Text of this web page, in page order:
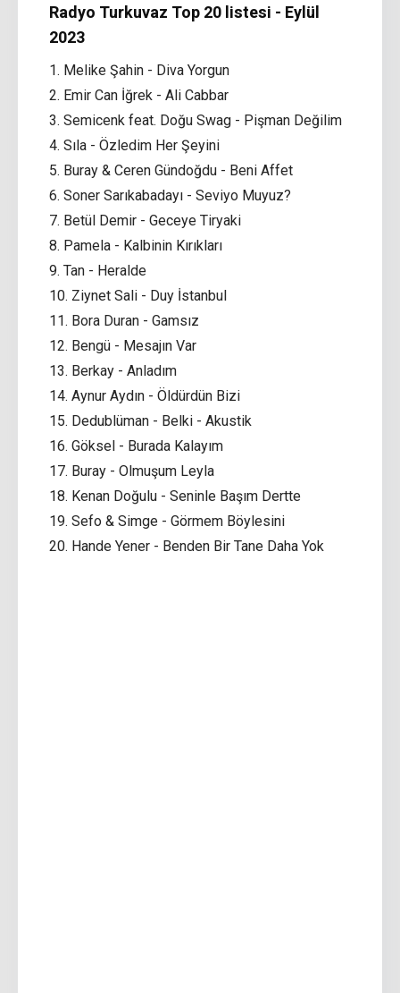
Radyo Turkuvaz Top 20 listesi - Eylül
2023
1. Melike Şahin - Diva Yorgun
2. Emir Can İğrek - Ali Cabbar
3. Semicenk feat. Doğu Swag - Pişman Değilim
4. Sıla - Özledim Her Şeyini
5. Buray & Ceren Gündoğdu - Beni Affet
6. Soner Sarıkabadayı - Seviyo Muyuz?
7. Betül Demir - Geceye Tiryaki
8. Pamela - Kalbinin Kırıkları
9. Tan - Heralde
10. Ziynet Sali - Duy İstanbul
11. Bora Duran - Gamsız
12. Bengü - Mesajın Var
13. Berkay - Anladım
14. Aynur Aydın - Öldürdün Bizi
15. Dedublüman - Belki - Akustik
16. Göksel - Burada Kalayım
17. Buray - Olmuşum Leyla
18. Kenan Doğulu - Seninle Başım Dertte
19. Sefo & Simge - Görmem Böylesini
20. Hande Yener - Benden Bir Tane Daha Yok